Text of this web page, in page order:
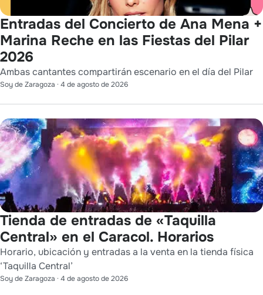
Entradas del Concierto de Ana Mena +
Marina Reche en las Fiestas del Pilar
2026
Ambas cantantes compartirán escenario en el día del Pilar
Soy de Zaragoza · 4 de agosto de 2026
Tienda de entradas de «Taquilla
Central» en el Caracol. Horarios
Horario, ubicación y entradas a la venta en la tienda física
‘Taquilla Central’
Soy de Zaragoza · 4 de agosto de 2026